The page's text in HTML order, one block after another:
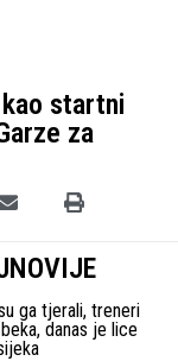
startni
za
ga tjerali, treneri
danas je lice